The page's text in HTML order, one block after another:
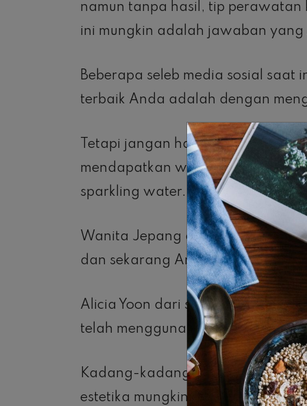
namun tanpa hasil, tip perawatan
ini mungkin adalah jawaban yang
Beberapa seleb media sosial saat
terbaik Anda adalah dengan
Tetapi jangan hanya
mendapatkan wajah yang
sparkling water.
Wanita Jepang dan Korea
dan sekarang Anda dapat
Alicia Yoon dari situs kecantikan
telah menggunakan air
Kadang-kadang caranya adalah
estetika mungkin